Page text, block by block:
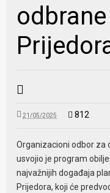
21/05/2025 812
Organizacioni odbor za
usvojio je program
najvažnijih događaja
Prijedora, koji će